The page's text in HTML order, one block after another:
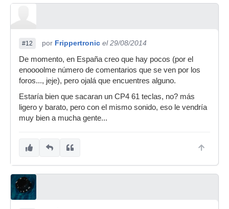
#12 por Frippertronic el 29/08/2014
De momento, en España creo que hay pocos (por el
enoooolme número de comentarios que se ven por los
foros..., jeje), pero ojalá que encuentres alguno.
Estaría bien que sacaran un CP4 61 teclas, no? más
ligero y barato, pero con el mismo sonido, eso le vendría
muy bien a mucha gente...